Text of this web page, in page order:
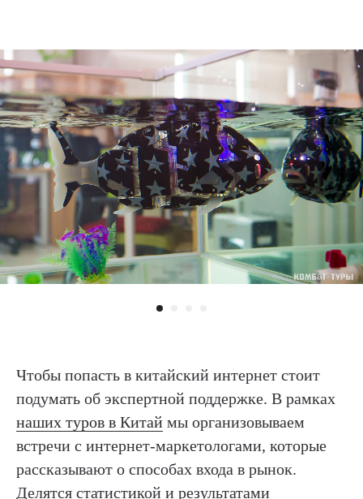
Чтобы попасть в китайский интернет стоит
подумать об экспертной поддержке. В рамках
наших туров в Китай мы организовываем
встречи с интернет-маркетологами, которые
рассказывают о способах входа в рынок.
Делятся статистикой и результатами